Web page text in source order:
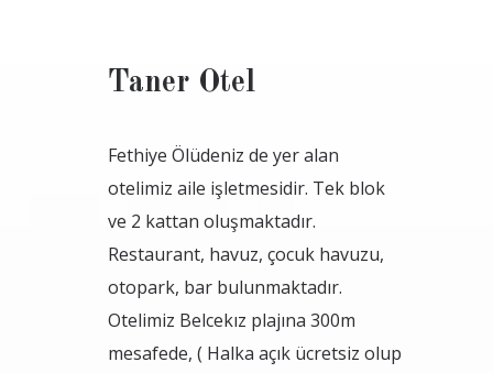
Taner Otel
Fethiye Ölüdeniz de yer alan
otelimiz aile işletmesidir. Tek blok
ve 2 kattan oluşmaktadır.
Restaurant, havuz, çocuk havuzu,
otopark, bar bulunmaktadır.
Otelimiz Belcekız plajına 300m
mesafede, ( Halka açık ücretsiz olup